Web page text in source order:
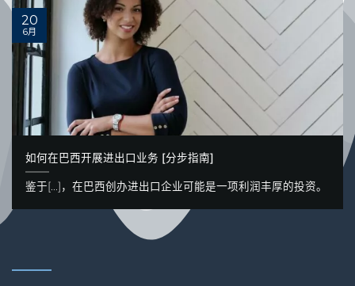
如何在巴西开展进出口业务 [分步指南]
鉴于[...]，在巴西创办进出口企业可能是一项利润丰厚的投资。
20
6月